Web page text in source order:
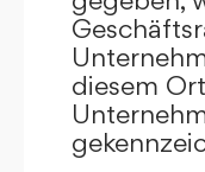
diesem